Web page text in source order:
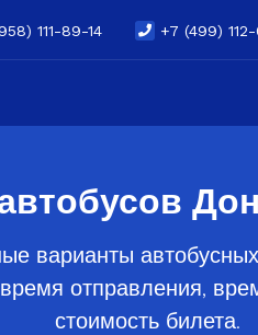
111-89-14 +7 (499)
варианты
отправления,
стоимость билета.